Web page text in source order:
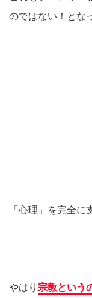
のではない！とな
「心理」を完全に
やはり 宗教という